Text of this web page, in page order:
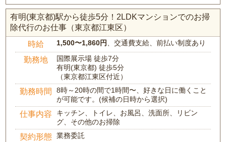
有明(東京都)駅から徒歩5分！2LDKマンションでのお掃
除代行のお仕事（東京都江東区）
時給 1,500〜1,860円 、交通費支給、前払い制度あり
勤務地
国際展示場 徒歩7分
有明(東京都) 徒歩5分
（東京都江東区付近）
勤務時間
8時～20時の間で1時間〜、好きな日に働くこと
が可能です。(候補の日時から選択)
仕事内容
キッチン、トイレ、お風呂、洗面所、リビン
グ、その他のお掃除
契約形態 業務委託